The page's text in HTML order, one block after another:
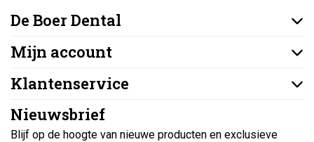
De Boer Dental
Mijn account
Klantenservice
Nieuwsbrief
Blijf op de hoogte van nieuwe producten en exclusieve